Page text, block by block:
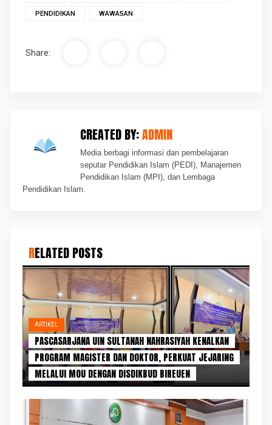
PENDIDIKAN WAWASAN
Share:
CREATED BY:ADMIN
Media berbagi informasi dan pembelajaran
seputar Pendidikan Islam (PEDI), Manajemen
Pendidikan Islam (MPI), dan Lembaga
Pendidikan Islam.
RELATED POSTS
ARTIKEL
PASCASARJANA UIN SULTANAH NAHRASIYAH KENALKAN
PROGRAM MAGISTER DAN DOKTOR, PERKUAT JEJARING
MELALUI MOU DENGAN DISDIKBUD BIREUEN